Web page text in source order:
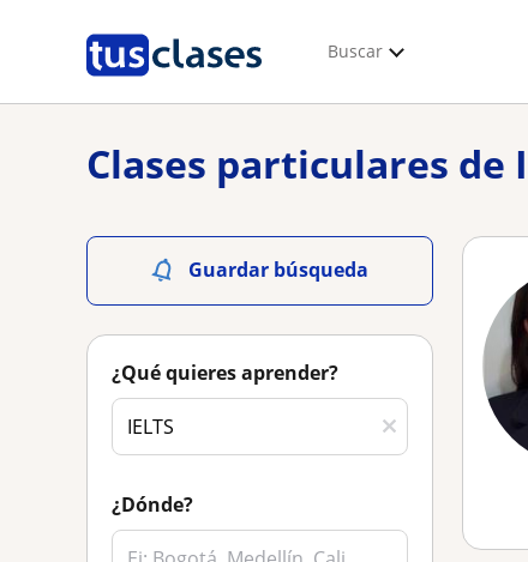
Buscar
Clases particulares de
Guardar búsqueda
¿Qué quieres aprender?
¿Dónde?